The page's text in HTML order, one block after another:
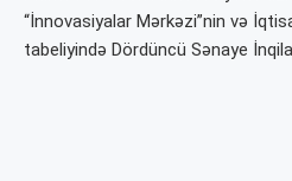
“İnnovasiyalar Mərkəzi”nin və
tabeliyində Dördüncü Sənaye